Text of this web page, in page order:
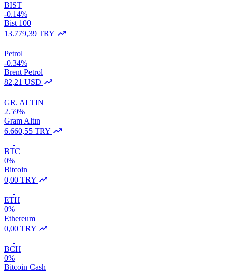
BIST
-0.14%
Bist 100
13.779,39 TRY
Petrol
-0.34%
Brent Petrol
82,21 USD
GR. ALTIN
2.59%
Gram Altın
6.660,55 TRY
BTC
0%
Bitcoin
0,00 TRY
ETH
0%
Ethereum
0,00 TRY
BCH
0%
Bitcoin Cash